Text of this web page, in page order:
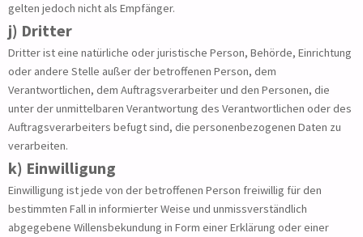
gelten jedoch nicht als Empfänger.
j) Dritter
Dritter ist eine natürliche oder juristische Person, Behörde, Einrichtung
oder andere Stelle außer der betroffenen Person, dem
Verantwortlichen, dem Auftragsverarbeiter und den Personen, die
unter der unmittelbaren Verantwortung des Verantwortlichen oder des
Auftragsverarbeiters befugt sind, die personenbezogenen Daten zu
verarbeiten.
k) Einwilligung
Einwilligung ist jede von der betroffenen Person freiwillig für den
bestimmten Fall in informierter Weise und unmissverständlich
abgegebene Willensbekundung in Form einer Erklärung oder einer